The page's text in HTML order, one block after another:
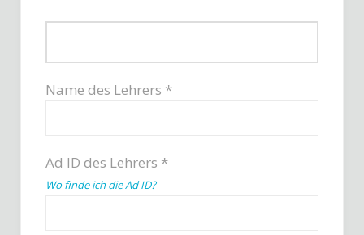
Name des Lehrers *
Ad ID des Lehrers *
Wo finde ich die Ad ID?